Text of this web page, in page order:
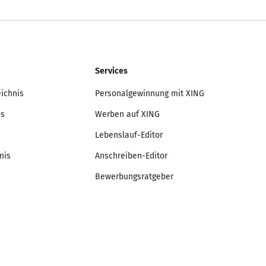
Services
Personalgewinnung mit XING
Werben auf XING
Lebenslauf-Editor
Anschreiben-Editor
Bewerbungsratgeber